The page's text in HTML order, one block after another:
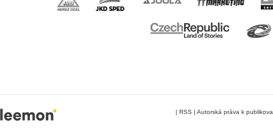
| RSS | Autorská práva k